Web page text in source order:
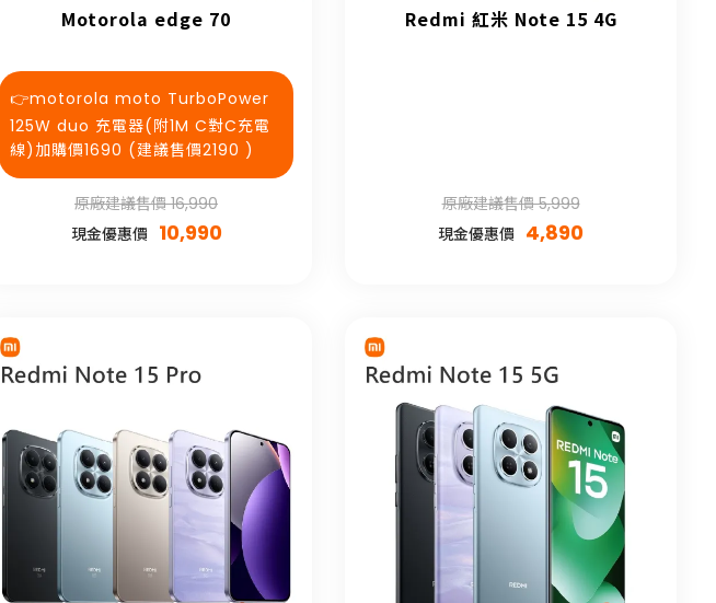
Motorola edge 70
👉motorola moto TurboPower
125W duo 充電器(附1M C對C充電
線)加購價1690 (建議售價2190 )
原廠建議售價 16,990
現金優惠價 10,990
Redmi 紅米 Note 15 4G
原廠建議售價 5,999
現金優惠價 4,890